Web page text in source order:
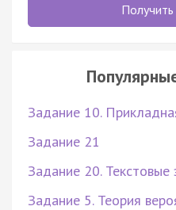
Задание 10.
Задание 21
Задание 20. Текстовые
Задание 5. Теория